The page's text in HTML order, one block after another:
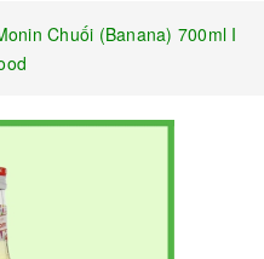
Chuối (Banana) 700ml I